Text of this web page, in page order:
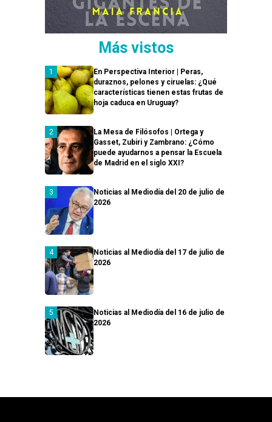
Más vistos
En Perspectiva Interior | Peras,
duraznos, pelones y ciruelas: ¿Qué
características tienen estas frutas de
hoja caduca en Uruguay?
La Mesa de Filósofos | Ortega y
Gasset, Zubiri y Zambrano: ¿Cómo
puede ayudarnos a pensar la Escuela
de Madrid en el siglo XXI?
Noticias al Mediodía del 20 de julio de
2026
Noticias al Mediodía del 17 de julio de
2026
Noticias al Mediodía del 16 de julio de
2026